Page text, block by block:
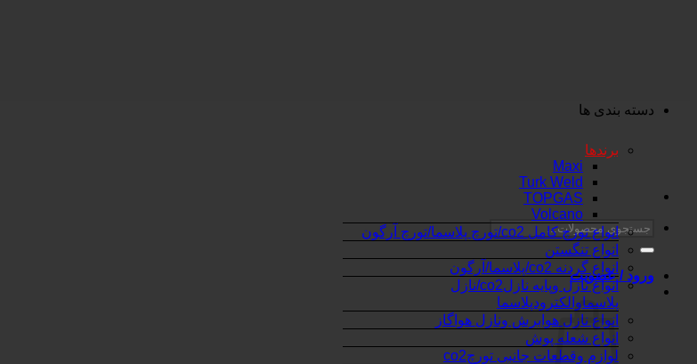
جستجو
ورود / عضویت
دسته بندی ها
برندها
Maxi
Turk Weld
TOPGAS
Volcano
انواع تورچ کامل co2/تورچ پلاسما/تورچ آرگون
انواع تنگستن
انواع گردنه co2/پلاسما/آرگون
انواع نازل وپایه نازلco2/نازل
پلاسماوالکترودپلاسما
انواع نازل هوابرش ونازل هواگاز
انواع شعله پوش
لوازم وقطعات جانبی تورچco2